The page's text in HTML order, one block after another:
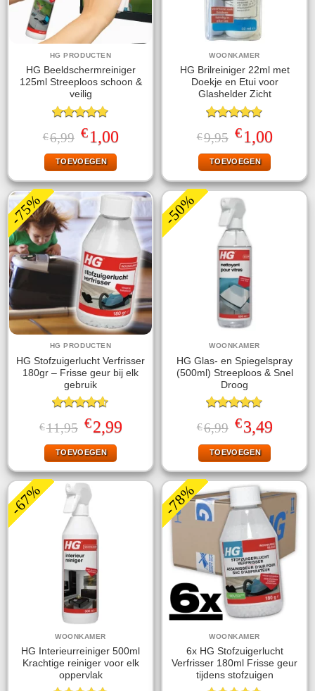
HG PRODUCTEN
HG Beeldschermreiniger
125ml Streeploos schoon &
veilig
Gewaardeerd
4.78uit 5
€6,99 Oorspronkelijke
prijs
was:
€6,99.
€1,00Huidige
prijs
is:
€1,00.
TOEVOEGEN
WOONKAMER
HG Brilreiniger 22ml met
Doekje en Etui voor
Glashelder Zicht
Gewaardeerd
4.89uit 5
€9,95 Oorspronkelijke
prijs
was:
€9,95.
€1,00Huidige
prijs
is:
€1,00.
TOEVOEGEN
-75%
HG PRODUCTEN
HG Stofzuigerlucht Verfrisser
180gr – Frisse geur bij elk
gebruik
Gewaardeerd
4.57uit 5
€11,95 Oorspronkelijke
prijs
was:
€11,95.
€2,99Huidige
prijs
TOEVOEGEN
-50%
WOONKAMER
HG Glas- en Spiegelspray
(500ml) Streeploos & Snel
Droog
Gewaardeerd
4.67uit 5
€6,99 Oorspronkelijke
prijs
was:
€6,99.
€3,49Huidige
prijs
is:
TOEVOEGEN
-67%
WOONKAMER
HG Interieurreiniger 500ml
Krachtige reiniger voor elk
oppervlak
-78%
WOONKAMER
6x HG Stofzuigerlucht
Verfrisser 180ml Frisse geur
tijdens stofzuigen